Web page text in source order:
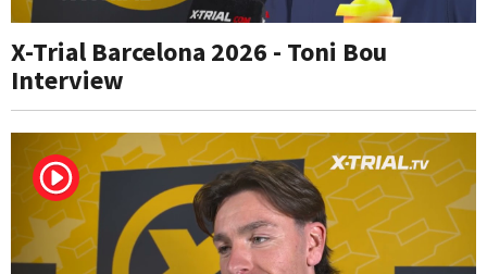
X-Trial Barcelona 2026 - Toni Bou
Interview